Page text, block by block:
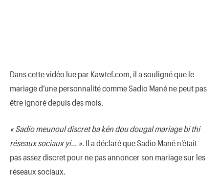
Dans cette vidéo lue par Kawtef.com, il a souligné que le
mariage d’une personnalité comme Sadio Mané ne peut pas
être ignoré depuis des mois.
« Sadio meunoul discret ba kén dou dougal mariage bi thi
réseaux sociaux yi… ». Il a déclaré que Sadio Mané n’était
pas assez discret pour ne pas annoncer son mariage sur les
réseaux sociaux.